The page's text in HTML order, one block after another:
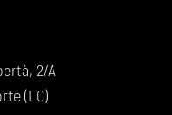
2/A
(LC)